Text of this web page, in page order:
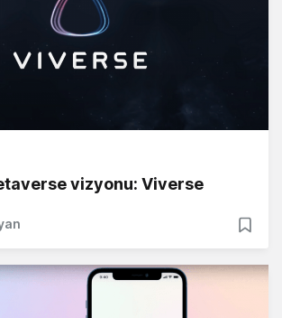
vizyonu: Viverse